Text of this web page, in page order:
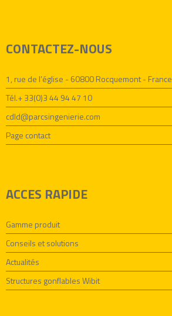
CONTACTEZ-NOUS
1, rue de l’église - 60800 Rocquemont - France
Tél.+ 33(0)3 44 94 47 10
cdld@parcsingenierie.com
Page contact
ACCES RAPIDE
Gamme produit
Conseils et solutions
Actualités
Structures gonflables Wibit